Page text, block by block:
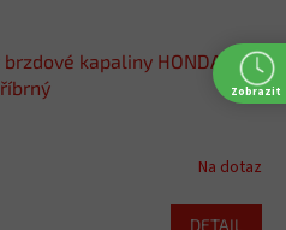
kapaliny HONDA (B)
Na dotaz
DETAIL
Zobrazit